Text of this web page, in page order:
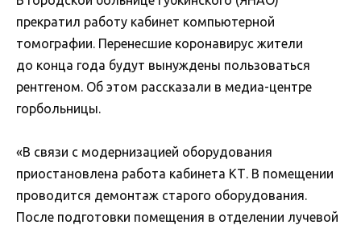
прекратил работу кабинет компьютерной
томографии. Перенесшие коронавирус жители
до конца года будут вынуждены пользоваться
рентгеном. Об этом рассказали в медиа-центре
горбольницы.
«В связи с модернизацией оборудования
приостановлена работа кабинета КТ. В помещении
проводится демонтаж старого оборудования.
После подготовки помещения в отделении лучевой